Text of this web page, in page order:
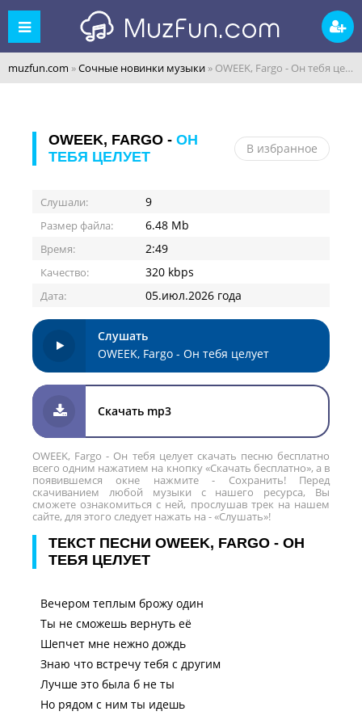
muzfun.com »Сочные новинки музыки » OWEEK, Fargo - Он тебя целует
OWEEK, FARGO - ОН
ТЕБЯ ЦЕЛУЕТ
В избранное
Слушали: 9
Размер файла: 6.48 Mb
Время: 2:49
Качество: 320 kbps
Дата: 05.июл.2026 года
Слушать
OWEEK, Fargo - Он тебя целует
Скачать mp3
OWEEK, Fargo - Он тебя целует скачать песню бесплатно
всего одним нажатием на кнопку «Скачать бесплатно», а в
появившемся окне нажмите - Сохранить! Перед
скачиванием любой музыки с нашего ресурса, Вы
сможете ознакомиться с ней, прослушав трек на нашем
сайте, для этого следует нажать на - «Слушать»!
ТЕКСТ ПЕСНИ OWEEK, FARGO - ОН
ТЕБЯ ЦЕЛУЕТ
Вечером теплым брожу один
Ты не сможешь вернуть её
Шепчет мне нежно дождь
Знаю что встречу тебя с другим
Лучше это была б не ты
Но рядом с ним ты идешь